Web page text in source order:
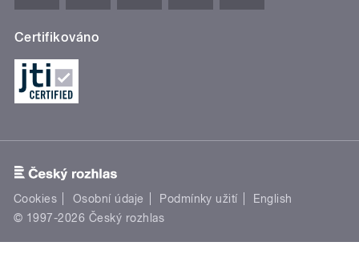
Certifikováno
Cookies Osobní údaje Podmínky užití
English
© 1997-2026 Český rozhlas